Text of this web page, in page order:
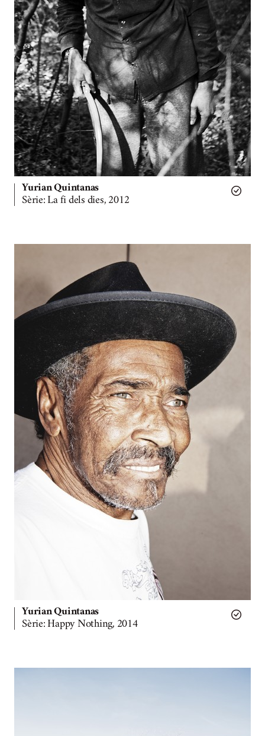
Yurian Quintanas
Sèrie: La fi dels dies, 2012
Yurian Quintanas
Sèrie: Happy Nothing, 2014